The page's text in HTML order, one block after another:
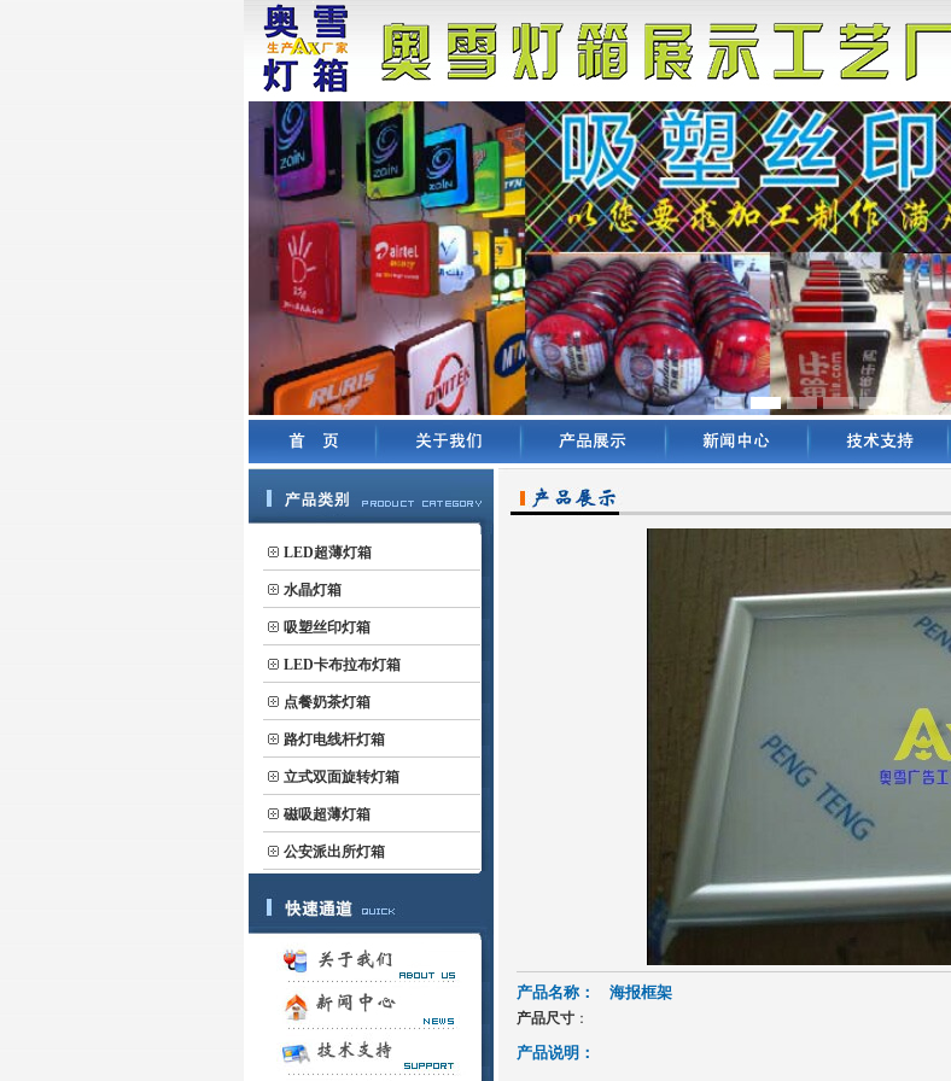
LED超薄灯箱
水晶灯箱
吸塑丝印灯箱
LED卡布拉布灯箱
点餐奶茶灯箱
路灯电线杆灯箱
立式双面旋转灯箱
磁吸超薄灯箱
公安派出所灯箱
产品名称： 海报框架
产品尺寸：
产品说明：